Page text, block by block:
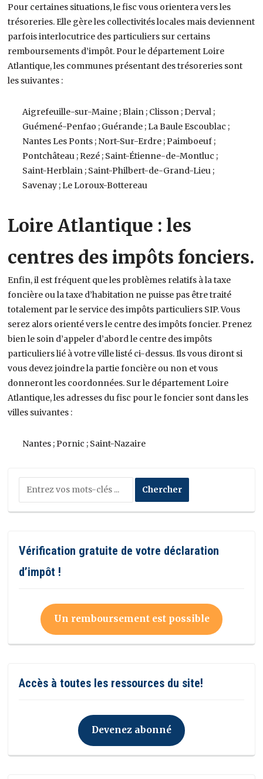
Pour certaines situations, le fisc vous orientera vers les
trésoreries. Elle gère les collectivités locales mais deviennent
parfois interlocutrice des particuliers sur certains
remboursements d’impôt. Pour le département Loire
Atlantique, les communes présentant des trésoreries sont
les suivantes :
Aigrefeuille-sur-Maine ; Blain ; Clisson ; Derval ;
Guémené-Penfao ; Guérande ; La Baule Escoublac ;
Nantes Les Ponts ; Nort-Sur-Erdre ; Paimboeuf ;
Pontchâteau ; Rezé ; Saint-Étienne-de-Montluc ;
Saint-Herblain ; Saint-Philbert-de-Grand-Lieu ;
Savenay ; Le Loroux-Bottereau
Loire Atlantique : les
centres des impôts fonciers.
Enfin, il est fréquent que les problèmes relatifs à la taxe
foncière ou la taxe d’habitation ne puisse pas être traité
totalement par le service des impôts particuliers SIP. Vous
serez alors orienté vers le centre des impôts foncier. Prenez
bien le soin d’appeler d’abord le centre des impôts
particuliers lié à votre ville listé ci-dessus. Ils vous diront si
vous devez joindre la partie foncière ou non et vous
donneront les coordonnées. Sur le département Loire
Atlantique, les adresses du fisc pour le foncier sont dans les
villes suivantes :
Nantes ; Pornic ; Saint-Nazaire
Vérification gratuite de votre déclaration
d’impôt !
Un remboursement est possible
Accès à toutes les ressources du site!
Devenez abonné